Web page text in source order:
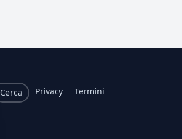
Cerca Privacy Termini